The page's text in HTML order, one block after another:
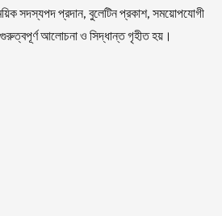
সদস্যপদ প্রদান, বুলেটিন প্রকাশ, সময়োপযোগী
গুরুত্বপূর্ণ আলোচনা ও সিদ্ধান্ত গৃহীত হয়।